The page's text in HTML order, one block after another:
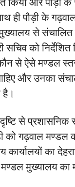
ही पौड़ी के
से
सचिव को
से ऐसे मण्डल
और उनका
है।
से प्रशासनिक
को गढ़वाल
कार्यालयों का
मुख्यालय का